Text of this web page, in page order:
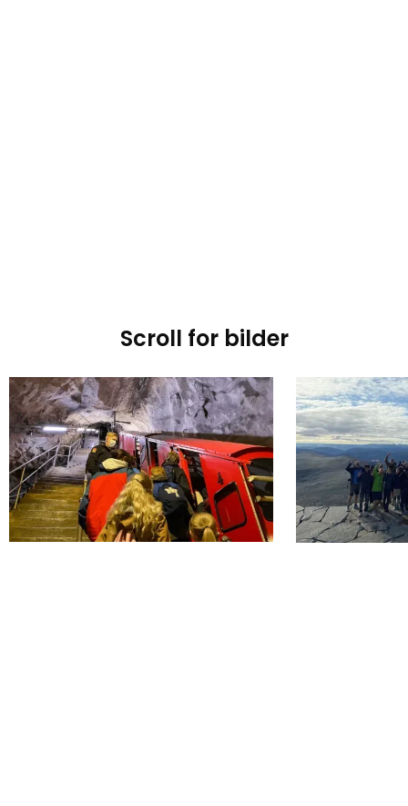
Scroll for bilder